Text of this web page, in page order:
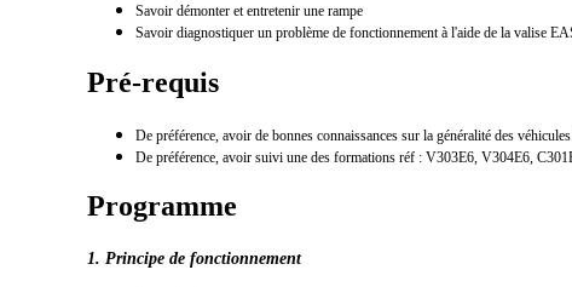
Savoir démonter et entretenir une rampe
Savoir diagnostiquer un problème de fonctionnement à l'aide de la valise
Pré-requis
De préférence, avoir de bonnes connaissances sur la généralité des
De préférence, avoir suivi une des formations réf : V303E6, V304E6,
Programme
1. Principe de fonctionnement